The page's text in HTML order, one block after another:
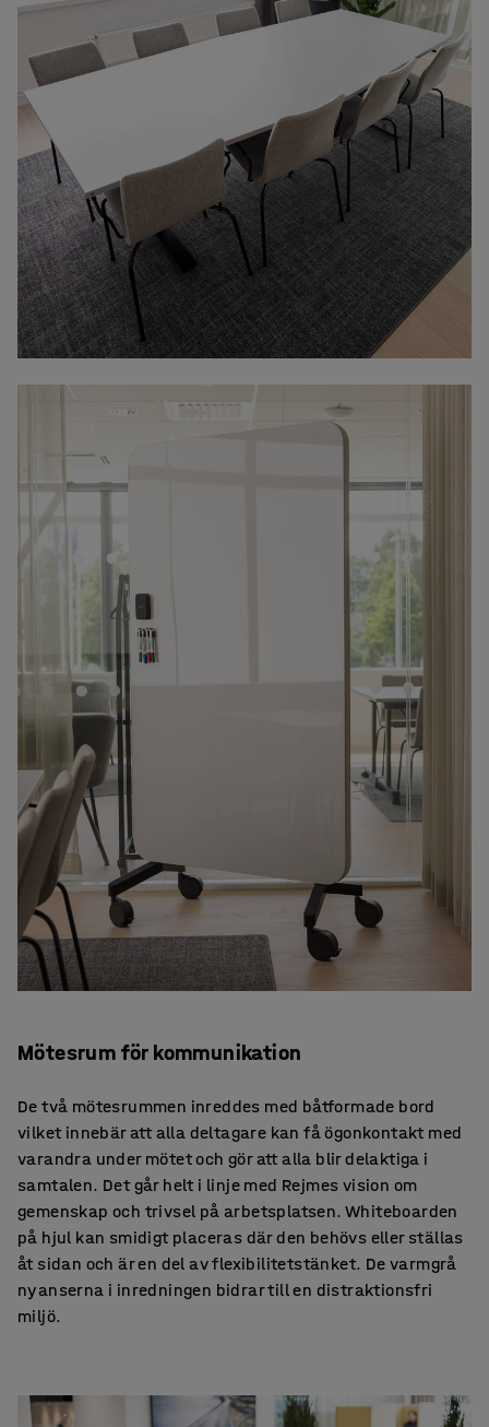
Mötesrum för kommunikation
De två mötesrummen inreddes med båtformade bord
vilket innebär att alla deltagare kan få ögonkontakt med
varandra under mötet och gör att alla blir delaktiga i
samtalen. Det går helt i linje med Rejmes vision om
gemenskap och trivsel på arbetsplatsen. Whiteboarden
på hjul kan smidigt placeras där den behövs eller ställas
åt sidan och är en del av flexibilitetstänket. De varmgrå
nyanserna i inredningen bidrar till en distraktionsfri
miljö.